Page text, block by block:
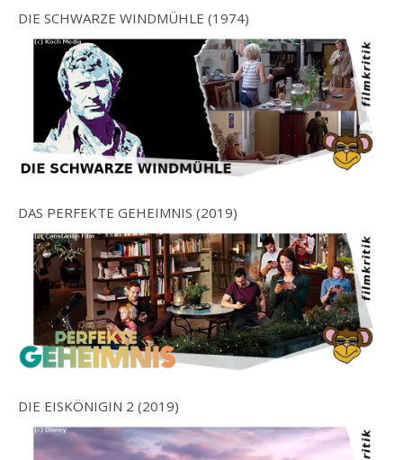
DIE SCHWARZE WINDMÜHLE (1974)
DAS PERFEKTE GEHEIMNIS (2019)
DIE EISKÖNIGIN 2 (2019)